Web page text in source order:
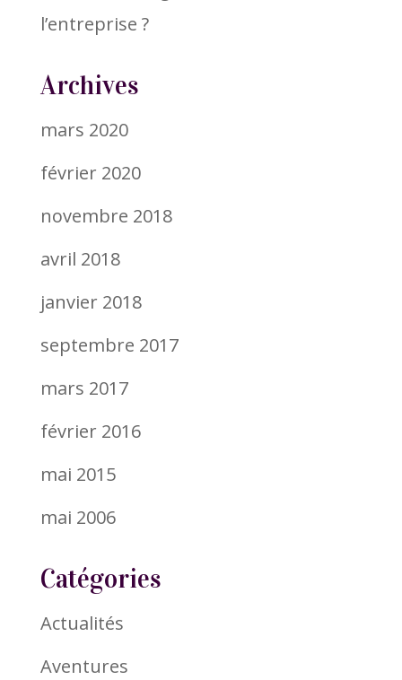
l’entreprise ?
Archives
mars 2020
février 2020
novembre 2018
avril 2018
janvier 2018
septembre 2017
mars 2017
février 2016
mai 2015
mai 2006
Catégories
Actualités
Aventures